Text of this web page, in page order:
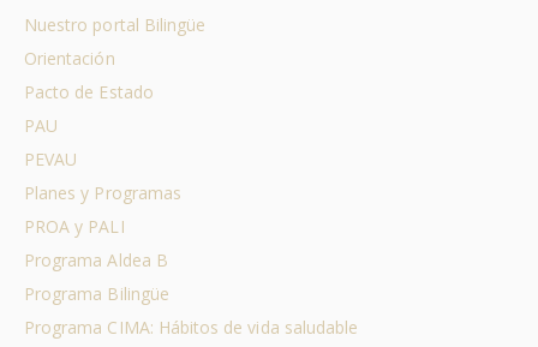
Nuestro portal Bilingüe
Orientación
Pacto de Estado
PAU
PEVAU
Planes y Programas
PROA y PALI
Programa Aldea B
Programa Bilingüe
Programa CIMA: Hábitos de vida saludable